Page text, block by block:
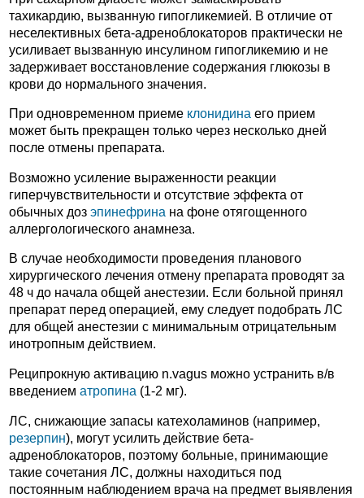
тахикардию, вызванную гипогликемией. В отличие от
неселективных бета-адреноблокаторов практически не
усиливает вызванную инсулином гипогликемию и не
задерживает восстановление содержания глюкозы в
крови до нормального значения.
При одновременном приеме клонидина его прием
может быть прекращен только через несколько дней
после отмены препарата.
Возможно усиление выраженности реакции
гиперчувствительности и отсутствие эффекта от
обычных доз эпинефрина на фоне отягощенного
аллергологического анамнеза.
В случае необходимости проведения планового
хирургического лечения отмену препарата проводят за
48 ч до начала общей анестезии. Если больной принял
препарат перед операцией, ему следует подобрать ЛС
для общей анестезии с минимальным отрицательным
инотропным действием.
Реципрокную активацию n.vagus можно устранить в/в
введением атропина (1-2 мг).
ЛС, снижающие запасы катехоламинов (например,
резерпин), могут усилить действие бета-
адреноблокаторов, поэтому больные, принимающие
такие сочетания ЛС, должны находиться под
постоянным наблюдением врача на предмет выявления